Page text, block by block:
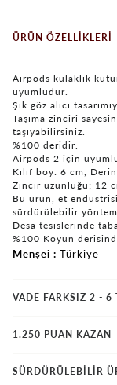
ÜRÜN ÖZELLIKLERI
Airpods kulaklık
uyumludur.
Şık göz alıcı
Taşıma zinciri
taşıyabilirsiniz.
%100 deridir.
Airpods 2 için
Kılıf boy: 6 cm,
Zincir uzunluğu; 12
Bu ürün, et
sürdürülebilir
Desa tesislerinde
%100 Koyun
Menşei Türkiye
VADE FARKSIZ 2 - 6
1.250 PUAN KAZAN
SÜRDÜRÜLEBİLİR